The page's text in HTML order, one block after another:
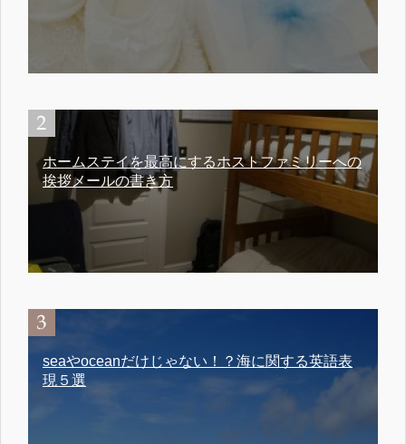
ホームステイを最高にするホストファミリーへの
挨拶メールの書き方
seaやoceanだけじゃない！？海に関する英語表
現５選